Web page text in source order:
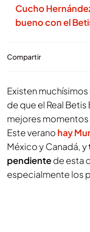
Cucho
bueno con el
Compartir
Existen
de que el Real
mejores momentos
Este verano hay
México y Canadá, y
pendientede esta
especialmente los